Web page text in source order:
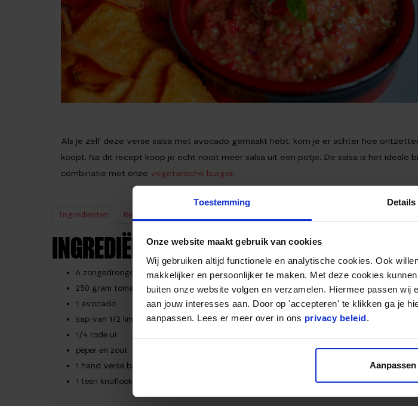
Toestemming Details
Onze website maakt gebruik van cookies
Wij gebruiken altijd functionele en analytische cookies. Ook
makkelijker en persoonlijker te maken. Met deze cookies
buiten onze website volgen en verzamelen. Hiermee passen
aan jouw interesses aan. Door op 'accepteren' te klikken ga je
aanpassen. Lees er meer over in ons privacy beleid.
Aanpassen
Als je zelf deze verse salsa met avocado gemaakt hebt, kom je er achter hoe
koopt. Na dit recept koop je echt nooit meer salsa uit een potje. De salsa is het
combinatie met onze vegetarische burger.
Ingrediënten Bereiding
INGREDIËNTEN
6 zongedroogde tomaat partjes (in olie)
250 gram tomaten
1 avocado
sap van 1/2 limoen
1/4 rode ui
peper en zout
1 hand verse basilicum
1 teen knoflook